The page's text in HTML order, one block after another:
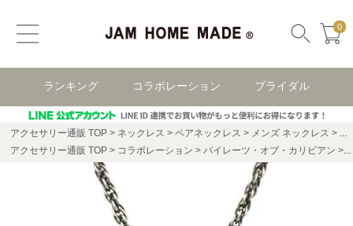
0
ランキング コラボレーション ブライダル
アクセサリー通販 TOP ネックレス ペアネックレス メンズ ネックレス
パ
アクセサリー通販 TOP
コラボレーション パイレーツ・オブ・カリビアン